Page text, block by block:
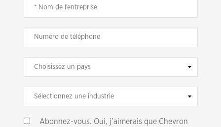
Abonnez-vous. Oui, j’aimerais que Chevron